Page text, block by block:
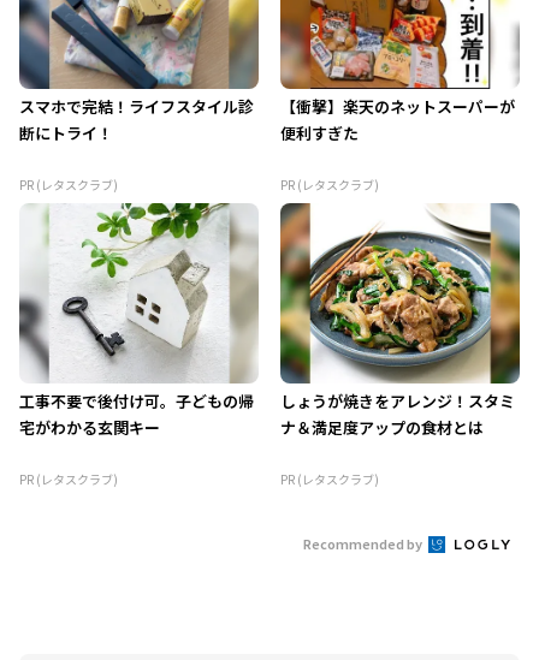
スマホで完結！ライフスタイル診
断にトライ！
PR (レタスクラブ)
【衝撃】楽天のネットスーパーが
便利すぎた
PR (レタスクラブ)
工事不要で後付け可。子どもの帰
宅がわかる玄関キー
PR (レタスクラブ)
しょうが焼きをアレンジ！スタミ
ナ＆満足度アップの食材とは
PR (レタスクラブ)
Recommended by